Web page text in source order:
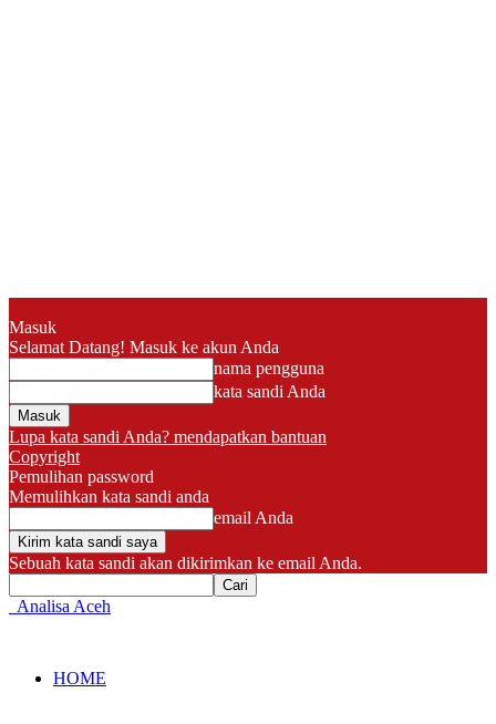
Masuk
Selamat Datang! Masuk ke akun Anda
nama pengguna
kata sandi Anda
Lupa kata sandi Anda? mendapatkan bantuan
Copyright
Pemulihan password
Memulihkan kata sandi anda
email Anda
Sebuah kata sandi akan dikirimkan ke email Anda.
Analisa Aceh
HOME